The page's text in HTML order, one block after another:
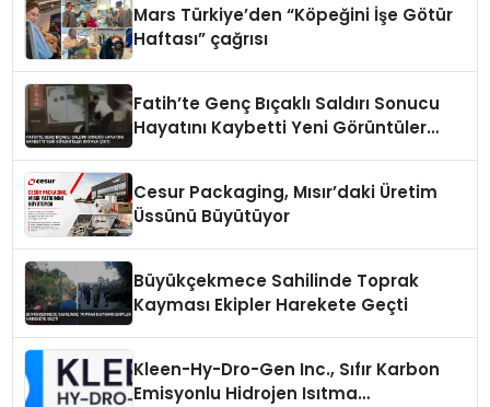
Mars Türkiye’den “Köpeğini İşe Götür
Haftası” çağrısı
Fatih’te Genç Bıçaklı Saldırı Sonucu
Hayatını Kaybetti Yeni Görüntüler
Cesur Packaging, Mısır’daki Üretim
Üssünü Büyütüyor
Büyükçekmece Sahilinde Toprak
Kayması Ekipler Harekete Geçti
Kleen-Hy-Dro-Gen Inc., Sıfır Karbon
Emisyonlu Hidrojen Isıtma